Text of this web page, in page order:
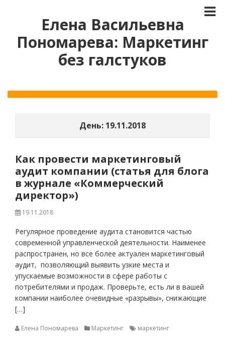
Елена Васильевна
Пономарева: Маркетинг
без галстуков
День: 19.11.2018
Как провести маркетинговый
аудит компании (статья для блога
в журнале «Коммерческий
директор»)
19.11.2018
Регулярное проведение аудита становится частью
современной управленческой деятельности. Наименее
распространен, но все более актуален маркетинговый
аудит, позволяющий выявить узкие места и
упускаемые возможности в сфере работы с
потребителями и продаж. Проверьте, есть ли в вашей
компании наиболее очевидные «разрывы», снижающие
[…]
Елена Пономарева Маркетинг маркетинг